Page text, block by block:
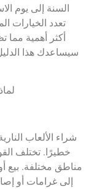
السنة إلى يوم
تعدد الخيارات
أكثر أهمية مما
سيساعدك هذا
شراء الألعاب
خطيرًا. تختلف
مناطق مختلفة. بيع أو
إلى غرامات أو